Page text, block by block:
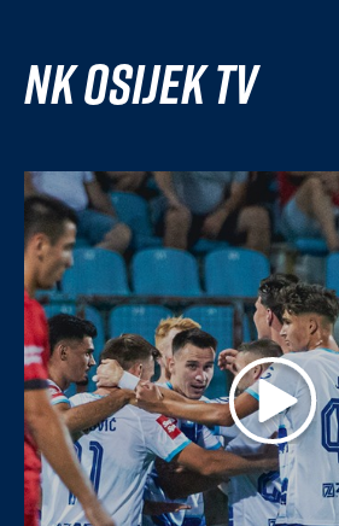
NK Osijek TV